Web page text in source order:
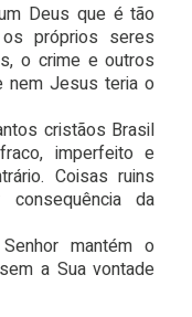
Deus que é tão
próprios seres
o crime e outros
nem Jesus teria o
cristãos Brasil
imperfeito e
Coisas ruins
consequência da
mantém o
a Sua vontade